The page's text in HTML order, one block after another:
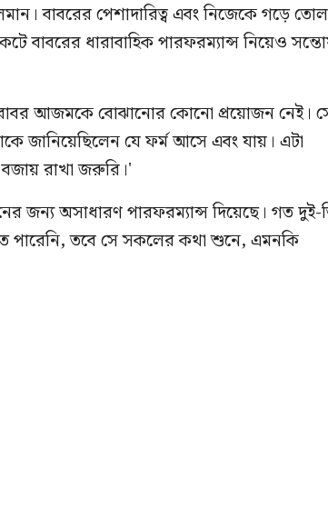
বাবরের পেশাদারিত্ব এবং নিজেকে গড়ে
বাবরের ধারাবাহিক পারফরম্যান্স নিয়েও
আজমকে বোঝানোর কোনো প্রয়োজন নেই।
যে ফর্ম আসে এবং যায়। এটা
বজায় রাখা জরুরি।'
জন্য অসাধারণ পারফরম্যান্স দিয়েছে। গত দুই-
পারেনি, তবে সে সকলের কথা শুনে, এমনকি